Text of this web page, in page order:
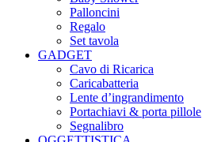
Palloncini
Regalo
Set tavola
GADGET
Cavo di Ricarica
Caricabatteria
Lente d’ingrandimento
Portachiavi & porta pillole
Segnalibro